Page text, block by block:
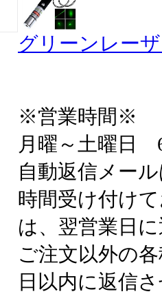
グリーンレー
※営業時間※
月曜～土曜日
自動返信メー
時間受け付け
は、翌営業日
ご注文以外の
日以内に返信